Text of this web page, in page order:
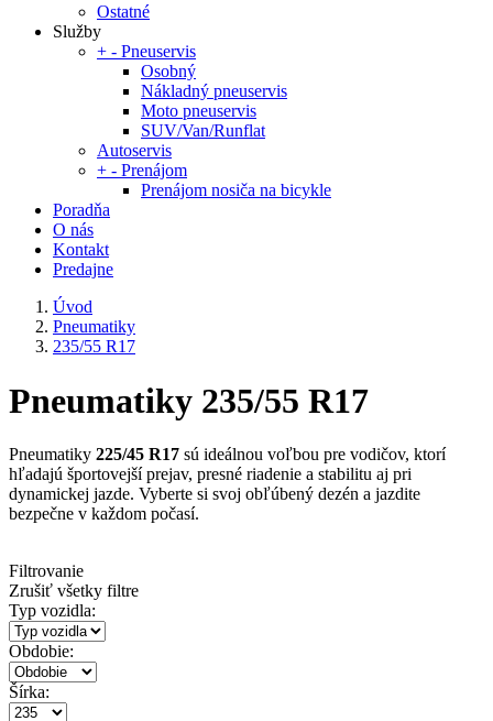
Ostatné
Služby
+ - Pneuservis
Osobný
Nákladný pneuservis
Moto pneuservis
SUV/Van/Runflat
Autoservis
+ - Prenájom
Prenájom nosiča na bicykle
Poradňa
O nás
Kontakt
Predajne
Úvod
Pneumatiky
235/55 R17
Pneumatiky 235/55 R17
Pneumatiky 225/45 R17 sú ideálnou voľbou pre vodičov, ktorí
hľadajú športovejší prejav, presné riadenie a stabilitu aj pri
dynamickej jazde. Vyberte si svoj obľúbený dezén a jazdite
bezpečne v každom počasí.
Filtrovanie
Zrušiť všetky filtre
Typ vozidla:
Obdobie:
Šírka: